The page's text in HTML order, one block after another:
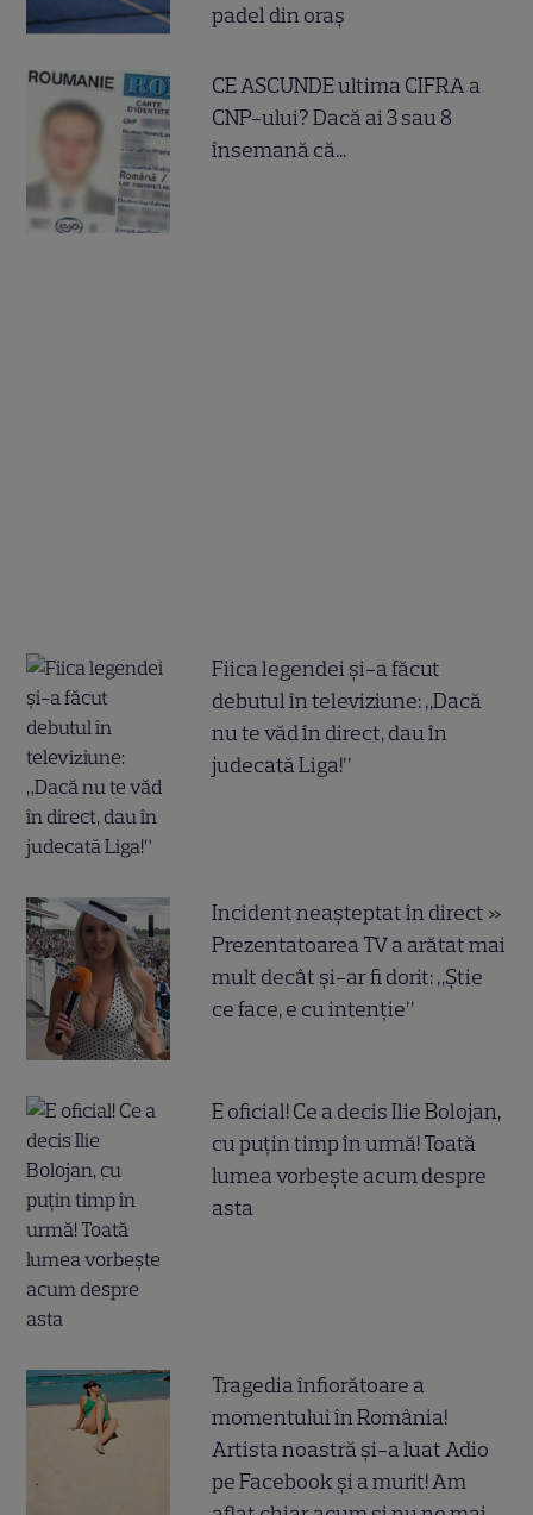
padel din oraș
CE ASCUNDE ultima CIFRA a
CNP-ului? Dacă ai 3 sau 8
însemană că...
Fiica legendei și-a făcut
debutul în televiziune: „Dacă
nu te văd în direct, dau în
judecată Liga!”
Incident neașteptat în direct »
Prezentatoarea TV a arătat mai
mult decât și-ar fi dorit: „Știe
ce face, e cu intenție”
E oficial! Ce a decis Ilie Bolojan,
cu puțin timp în urmă! Toată
lumea vorbește acum despre
asta
Tragedia înfiorătoare a
momentului în România!
Artista noastră și-a luat Adio
pe Facebook și a murit! Am